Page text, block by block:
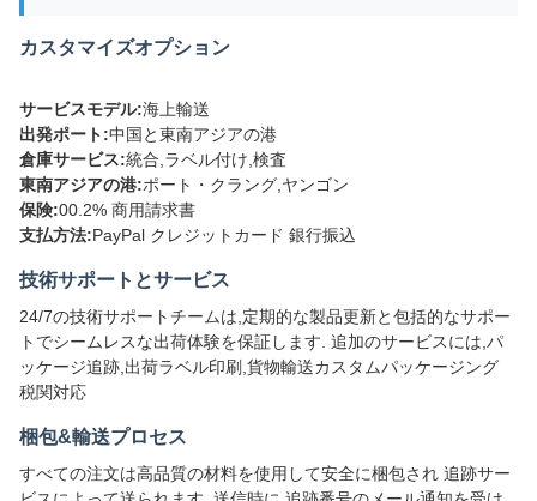
カスタマイズオプション
サービスモデル:海上輸送
出発ポート:中国と東南アジアの港
倉庫サービス:統合,ラベル付け,検査
東南アジアの港:ポート・クラング,ヤンゴン
保険:00.2% 商用請求書
支払方法:PayPal クレジットカード 銀行振込
技術サポートとサービス
24/7の技術サポートチームは,定期的な製品更新と包括的なサポー
トでシームレスな出荷体験を保証します. 追加のサービスには,パ
ッケージ追跡,出荷ラベル印刷,貨物輸送カスタムパッケージング
税関対応
梱包&輸送プロセス
すべての注文は高品質の材料を使用して安全に梱包され 追跡サー